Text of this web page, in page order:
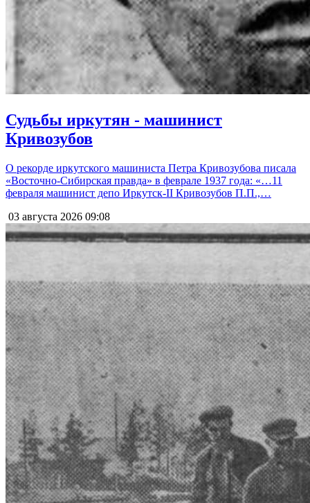
Судьбы иркутян - машинист
Кривозубов
О рекорде иркутского машиниста Петра Кривозубова писала
«Восточно-Сибирская правда» в феврале 1937 года: «…11
февраля машинист депо Иркутск-II Кривозубов П.П.,…
03 августа 2026 09:08